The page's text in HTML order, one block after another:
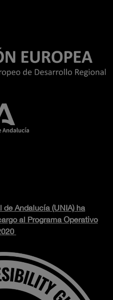
Andalucía (UNIA) ha
al Programa Operativo